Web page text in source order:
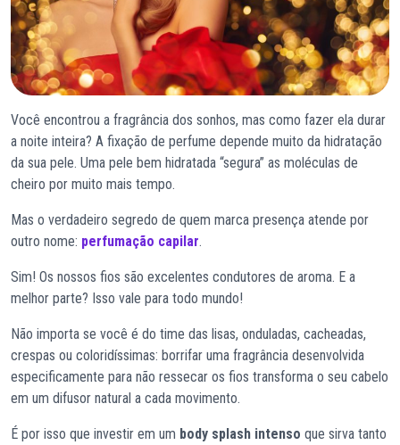
Você encontrou a fragrância dos sonhos, mas como fazer ela durar
a noite inteira? A fixação de perfume depende muito da hidratação
da sua pele. Uma pele bem hidratada “segura” as moléculas de
cheiro por muito mais tempo.
Mas o verdadeiro segredo de quem marca presença atende por
outro nome: perfumação capilar.
Sim! Os nossos fios são excelentes condutores de aroma. E a
melhor parte? Isso vale para todo mundo!
Não importa se você é do time das lisas, onduladas, cacheadas,
crespas ou coloridíssimas: borrifar uma fragrância desenvolvida
especificamente para não ressecar os fios transforma o seu cabelo
em um difusor natural a cada movimento.
É por isso que investir em um body splash intenso que sirva tanto